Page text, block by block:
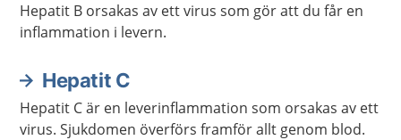
Hepatit B orsakas av ett virus som gör att du får en
inflammation i levern.
Hepatit C
Hepatit C är en leverinflammation som orsakas av ett
virus. Sjukdomen överförs framför allt genom blod.